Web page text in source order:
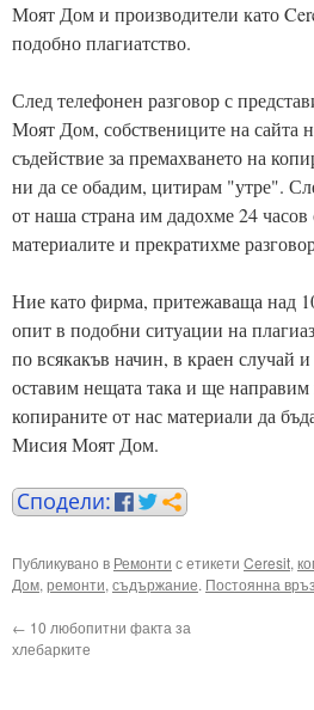
Моят Дом и производители като
подобно плагиатство.
След телефонен разговор с
Моят Дом, собствениците на сайта
съдействие за премахването на
ни да се обадим, цитирам "утре".
от наша страна им дадохме 24 часов
материалите и прекратихме
Ние като фирма, притежаваща над
опит в подобни ситуации на
по всякакъв начин, в краен случай
оставим нещата така и ще
копираните от нас материали да
Мисия Моят Дом.
Публикувано в Ремонти с етикети Ceresit,
Дом, ремонти, съдържание. Постоянна
← 10 любопитни факта за
хлебарките